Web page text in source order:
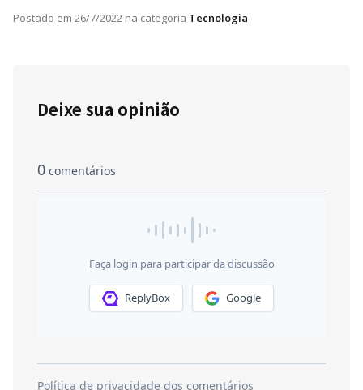
Postado em 26/7/2022 na categoria Tecnologia
Deixe sua opinião